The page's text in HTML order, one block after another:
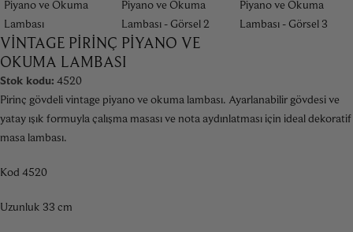
VINTAGE PIRINÇ PIYANO VE
OKUMA LAMBASI
Stok kodu: 4520
Pirinç gövdeli vintage piyano ve okuma lambası. Ayarlanabilir gövdesi ve
yatay ışık formuyla çalışma masası ve nota aydınlatması için ideal dekoratif
masa lambası.
Kod 4520
Uzunluk 33 cm